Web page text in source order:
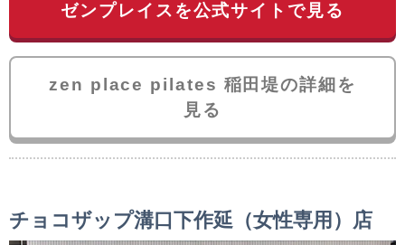
ゼンプレイスを公式サイトで見る
zen place pilates 稲田堤の詳細を
見る
チョコザップ溝口下作延（女性専用）店